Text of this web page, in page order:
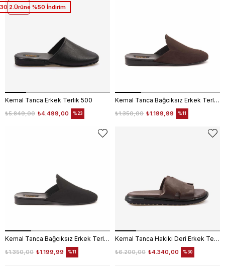
Kemal Tanca Erkek Terlik 500
₺4.499,00
₺5.849,00 %23
Item
2.Ürüne %50 İndirim
Kemal Tanca Bağcıksız Erkek Terlik 0445
₺1.199,99
₺1.350,00 %11
Kemal Tanca Bağcıksız Erkek Terlik 0445
₺1.199,99
₺1.350,00 %11
Kemal Tanca Hakiki Deri Erkek Terlik 940
₺4.340,00
₺6.200,00 %30